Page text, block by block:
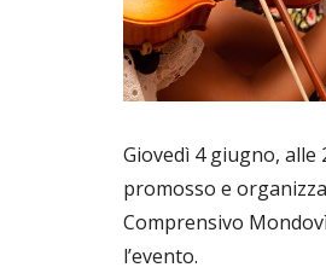
Giovedì 4 giugno, alle
promosso e
Comprensivo
l’evento.